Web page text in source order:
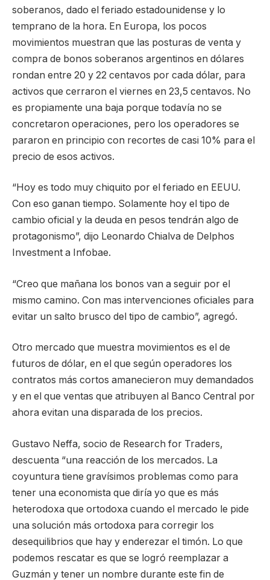
soberanos, dado el feriado estadounidense y lo
temprano de la hora. En Europa, los pocos
movimientos muestran que las posturas de venta y
compra de bonos soberanos argentinos en dólares
rondan entre 20 y 22 centavos por cada dólar, para
activos que cerraron el viernes en 23,5 centavos. No
es propiamente una baja porque todavía no se
concretaron operaciones, pero los operadores se
pararon en principio con recortes de casi 10% para el
precio de esos activos.
“Hoy es todo muy chiquito por el feriado en EEUU.
Con eso ganan tiempo. Solamente hoy el tipo de
cambio oficial y la deuda en pesos tendrán algo de
protagonismo”, dijo Leonardo Chialva de Delphos
Investment a Infobae.
“Creo que mañana los bonos van a seguir por el
mismo camino. Con mas intervenciones oficiales para
evitar un salto brusco del tipo de cambio”, agregó.
Otro mercado que muestra movimientos es el de
futuros de dólar, en el que según operadores los
contratos más cortos amanecieron muy demandados
y en el que ventas que atribuyen al Banco Central por
ahora evitan una disparada de los precios.
Gustavo Neffa, socio de Research for Traders,
descuenta “una reacción de los mercados. La
coyuntura tiene gravísimos problemas como para
tener una economista que diría yo que es más
heterodoxa que ortodoxa cuando el mercado le pide
una solución más ortodoxa para corregir los
desequilibrios que hay y enderezar el timón. Lo que
podemos rescatar es que se logró reemplazar a
Guzmán y tener un nombre durante este fin de